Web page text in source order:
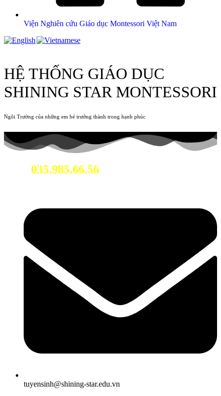
Viện Nghiên cứu Giáo dục Montessori Việt Nam
HỆ THỐNG GIÁO DỤC
SHINING STAR MONTESSORI
Ngôi Trường của những em bé trưởng thành trong hạnh phúc
035.985.66.56
tuyensinh@shining-star.edu.vn